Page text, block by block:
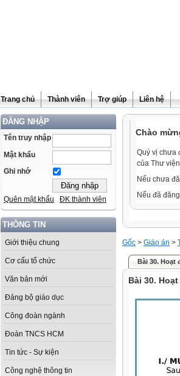
Trang chủ Thành viên Trợ giúp Liên hệ
ĐĂNG NHẬP
Tên truy nhập
Mật khẩu
Ghi nhớ
Quên mật khẩu ĐK thành viên
THÔNG TIN
Giới thiệu chung
Cơ cấu tổ chức
Văn bản mới
Đảng bộ giáo dục
Công đoàn ngành
Đoàn TNCS HCM
Tin tức - Sự kiện
Công nghệ thông tin
Chào
Quý vị chưa
của Thư
Nếu chưa
Nếu đã
Gốc > Giáo án >
Bài 30. Hoạt
Bài 30.